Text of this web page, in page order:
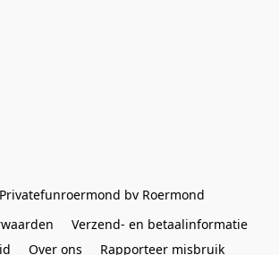
bv Roermond
Verzend- en betaalinformatie
Over ons Rapporteer misbruik